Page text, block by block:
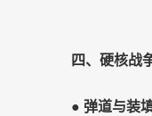
四、硬核战
● 弹道与装